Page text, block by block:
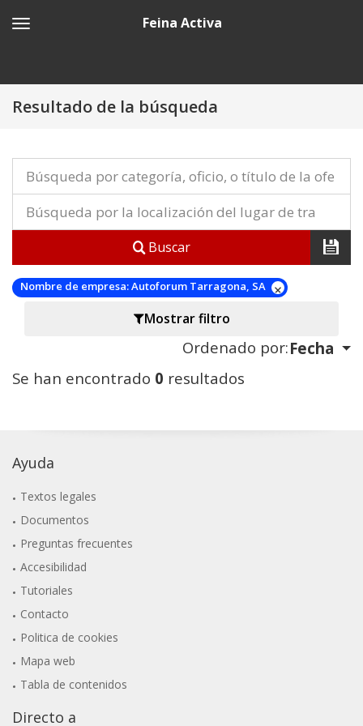
Feina Activa
Resultado de la búsqueda
Buscar
Nombre de empresa:Autoforum Tarragona, SA
Mostrar filtro
Ordenado por:Fecha
Se han encontrado 0 resultados
Ayuda
Textos legales
Documentos
Preguntas frecuentes
Accesibilidad
Tutoriales
Contacto
Politica de cookies
Mapa web
Tabla de contenidos
Directo a